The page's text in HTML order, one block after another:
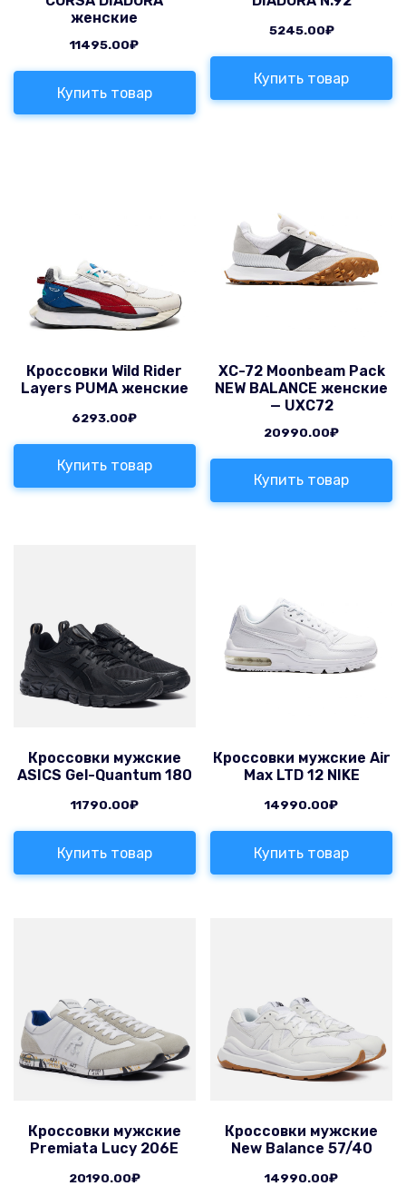
женские
11495.00₽
Купить товар
5245.00₽
Купить товар
Кроссовки Wild Rider
Layers PUMA женские
6293.00₽
Купить товар
XC-72 Moonbeam Pack
NEW BALANCE женские
— UXC72
20990.00₽
Купить товар
Кроссовки мужские
ASICS Gel-Quantum 180
11790.00₽
Купить товар
Кроссовки мужские Air
Max LTD 12 NIKE
14990.00₽
Купить товар
Кроссовки мужские
Premiata Lucy 206E
20190.00₽
Кроссовки мужские
New Balance 57/40
14990.00₽